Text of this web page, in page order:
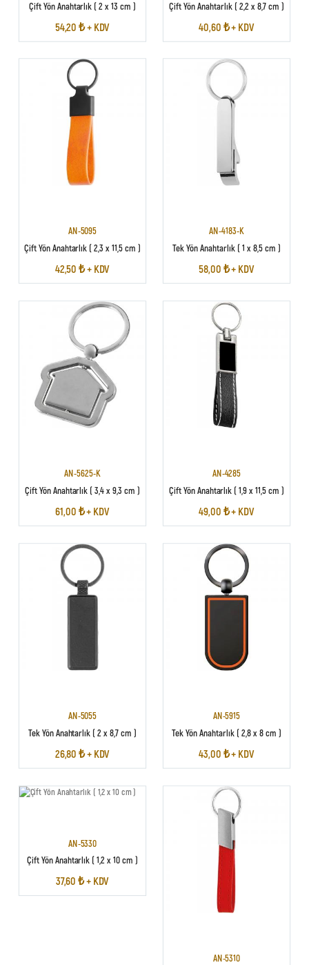
Çift Yön Anahtarlık ( 2 x 13 cm )
54,20 ₺ + KDV
Çift Yön Anahtarlık ( 2,2 x 8,7 cm )
40,60 ₺ + KDV
AN-5095
Çift Yön Anahtarlık ( 2,3 x 11,5 cm )
42,50 ₺ + KDV
AN-4183-K
Tek Yön Anahtarlık ( 1 x 8,5 cm )
58,00 ₺ + KDV
AN-5625-K
Çift Yön Anahtarlık ( 3,4 x 9,3 cm )
61,00 ₺ + KDV
AN-4285
Çift Yön Anahtarlık ( 1,9 x 11,5 cm )
49,00 ₺ + KDV
AN-5055
Tek Yön Anahtarlık ( 2 x 8,7 cm )
26,80 ₺ + KDV
AN-5915
Tek Yön Anahtarlık ( 2,8 x 8 cm )
43,00 ₺ + KDV
AN-5330
Çift Yön Anahtarlık ( 1,2 x 10 cm )
37,60 ₺ + KDV
AN-5310